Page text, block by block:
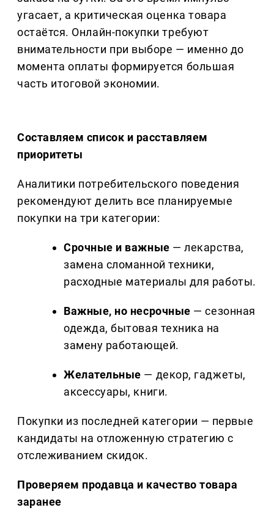
угасает, а критическая оценка товара
остаётся. Онлайн-покупки требуют
внимательности при выборе — именно до
момента оплаты формируется большая
часть итоговой экономии.
Составляем список и расставляем
приоритеты
Аналитики потребительского поведения
рекомендуют делить все планируемые
покупки на три категории:
Срочные и важные — лекарства,
замена сломанной техники,
расходные материалы для работы.
Важные, но несрочные — сезонная
одежда, бытовая техника на
замену работающей.
Желательные — декор, гаджеты,
аксессуары, книги.
Покупки из последней категории — первые
кандидаты на отложенную стратегию с
отслеживанием скидок.
Проверяем продавца и качество товара
заранее